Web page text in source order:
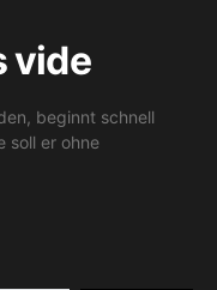
vide
beginnt schnell
soll er ohne